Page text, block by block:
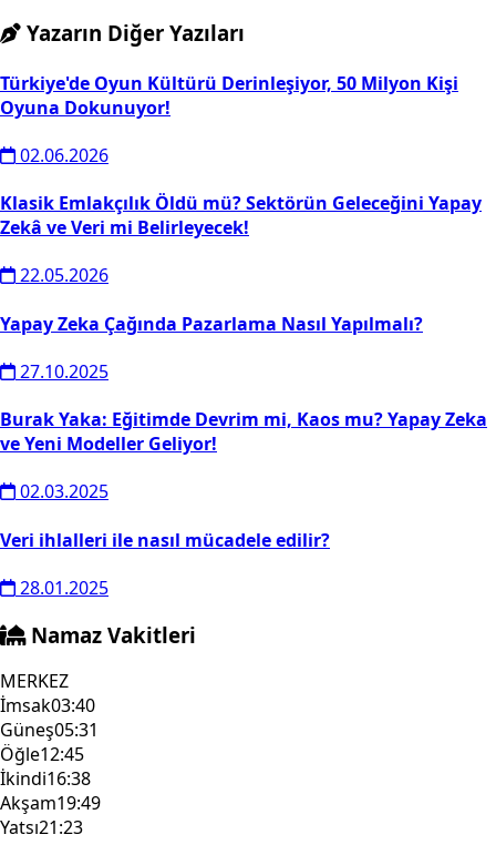
Yazarın Diğer Yazıları
Türkiye'de Oyun Kültürü Derinleşiyor, 50 Milyon Kişi
Oyuna Dokunuyor!
02.06.2026
Klasik Emlakçılık Öldü mü? Sektörün Geleceğini Yapay
Zekâ ve Veri mi Belirleyecek!
22.05.2026
Yapay Zeka Çağında Pazarlama Nasıl Yapılmalı?
27.10.2025
Burak Yaka: Eğitimde Devrim mi, Kaos mu? Yapay Zeka
ve Yeni Modeller Geliyor!
02.03.2025
Veri ihlalleri ile nasıl mücadele edilir?
28.01.2025
Namaz Vakitleri
MERKEZ
İmsak03:40
Güneş05:31
Öğle12:45
İkindi16:38
Akşam19:49
Yatsı21:23